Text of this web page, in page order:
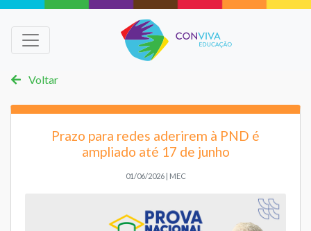
Voltar
Prazo para redes aderirem à PND é
ampliado até 17 de junho
01/06/2026 | MEC